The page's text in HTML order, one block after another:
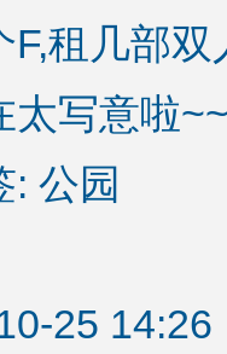
F,租几部
太写意啦
: 公园
25